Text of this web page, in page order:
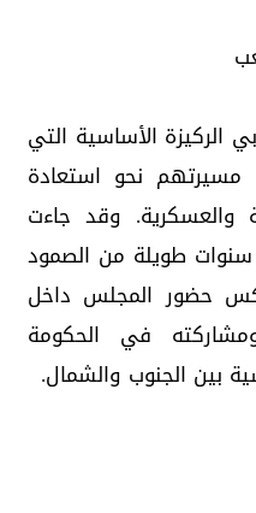
الركيزة الأساسية التي
مسيرتهم نحو استعادة
والعسكرية. وقد جاءت
سنوات طويلة من الصمود
حضور المجلس داخل
في الحكومة
بين الجنوب والشمال.